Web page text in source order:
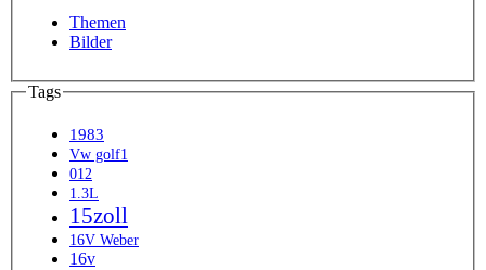
Themen
Bilder
Tags
1983
Vw golf1
012
1.3L
15zoll
16V Weber
16v